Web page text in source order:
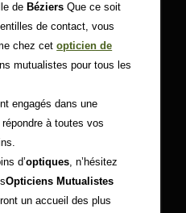
de Béziers Que ce soit
de contact, vous
chez cetopticien de
mutualistes pour tous les
engagés dans une
à toutes vos
d’optiques, n’hésitez
Opticiens Mutualistes
un accueil des plus